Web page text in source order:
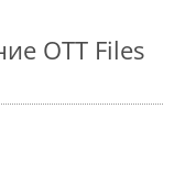
OTT Files